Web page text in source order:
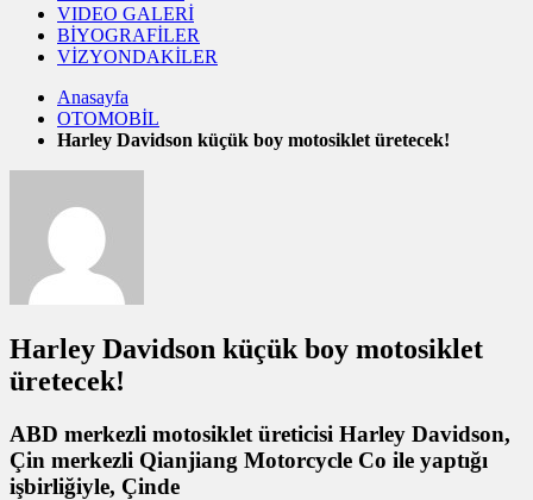
VIDEO GALERİ
BİYOGRAFİLER
VİZYONDAKİLER
Anasayfa
OTOMOBİL
Harley Davidson küçük boy motosiklet üretecek!
Harley Davidson küçük boy motosiklet
üretecek!
ABD merkezli motosiklet üreticisi Harley Davidson,
Çin merkezli Qianjiang Motorcycle Co ile yaptığı
işbirliğiyle, Çinde